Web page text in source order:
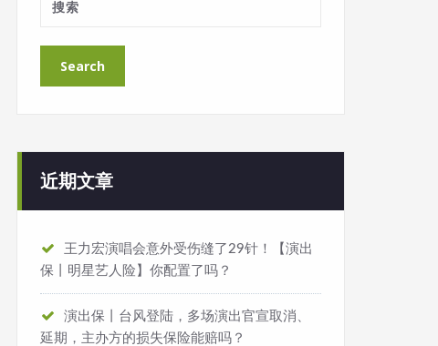
近期文章
王力宏演唱会意外受伤缝了29针！【演出
保丨明星艺人险】你配置了吗？
演出保丨台风登陆，多场演出官宣取消、
延期，主办方的损失保险能赔吗？